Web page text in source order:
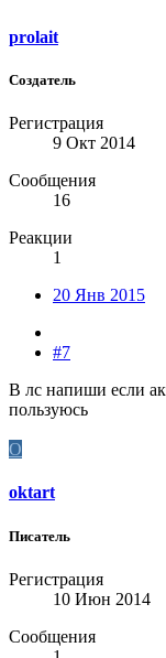
prolait
Создатель
Регистрация
9 Окт 2014
Сообщения
16
Реакции
1
20 Янв 2015
#7
В лс напиши если
пользуюсь
O
oktart
Писатель
Регистрация
10 Июн 2014
Сообщения